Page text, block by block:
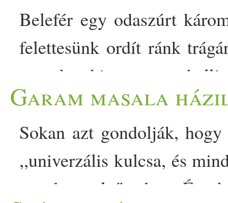
Belefér egy odaszúrt
felettesünk ordít ránk
gyerek, aki ugyanezt
TikTokon is? A
szelep, laza stíluselem
értelmezést az dönti el,
… The post
Garam masala
Sokan azt gondolják,
,,univerzális kulcsa, és
azonban elsősorban